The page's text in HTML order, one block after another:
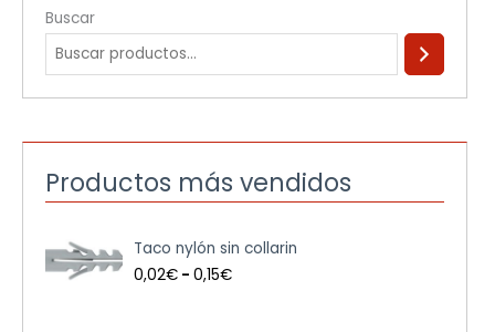
Buscar
Productos más vendidos
Taco nylón sin collarin
0,02€ - 0,15€
a
n